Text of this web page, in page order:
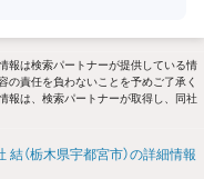
報は検索パートナーが提供している情
の責任を負わないことを予めご了承く
報は、検索パートナーが取得し、同社
結（栃木県宇都宮市）の詳細情報